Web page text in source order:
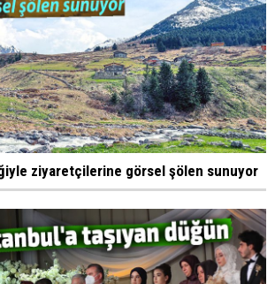
ziyaretçilerine görsel şölen sunuyor